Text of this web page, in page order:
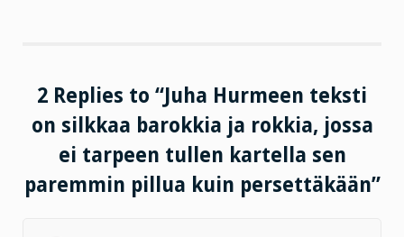
2 Replies to “Juha Hurmeen teksti
on silkkaa barokkia ja rokkia, jossa
ei tarpeen tullen kartella sen
paremmin pillua kuin persettäkään”